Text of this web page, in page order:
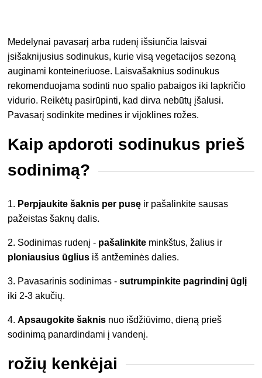
Medelynai pavasarį arba rudenį išsiunčia laisvai
įsišaknijusius sodinukus, kurie visą vegetacijos sezoną
auginami konteineriuose. Laisvašaknius sodinukus
rekomenduojama sodinti nuo spalio pabaigos iki lapkričio
vidurio. Reikėtų pasirūpinti, kad dirva nebūtų įšalusi.
Pavasarį sodinkite medines ir vijoklines rožes.
Kaip apdoroti sodinukus prieš
sodinimą?
1. Perpjaukite šaknis per pusę ir pašalinkite sausas
pažeistas šaknų dalis.
2. Sodinimas rudenį - pašalinkite minkštus, žalius ir
ploniausius ūglius iš antžeminės dalies.
3. Pavasarinis sodinimas -sutrumpinkite pagrindinį ūglį
iki 2-3 akučių.
4.Apsaugokite šaknis nuo išdžiūvimo, dieną prieš
sodinimą panardindami į vandenį.
rožių kenkėjai